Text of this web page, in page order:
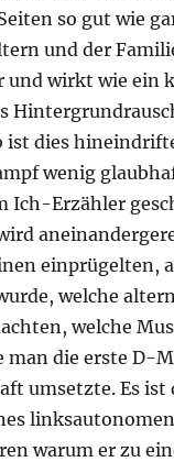
so gut wie
und der
und wirkt wie ein
ist dies
wenig
Ich-Erzähler
einprügelten,
welche
welche
man die erste D-
umsetzte. Es ist
warum er zu